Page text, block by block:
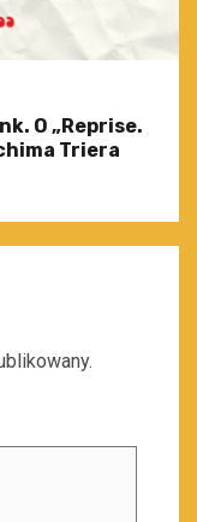
O „Reprise.
Triera